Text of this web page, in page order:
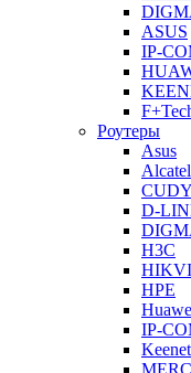
ASUS
IP-
Роутеры
Asus
Alcatel
CUDY
D-
H3C
HPE
IP-